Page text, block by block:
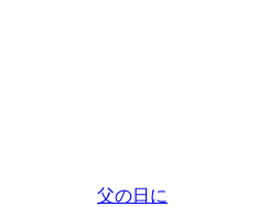
父の日に